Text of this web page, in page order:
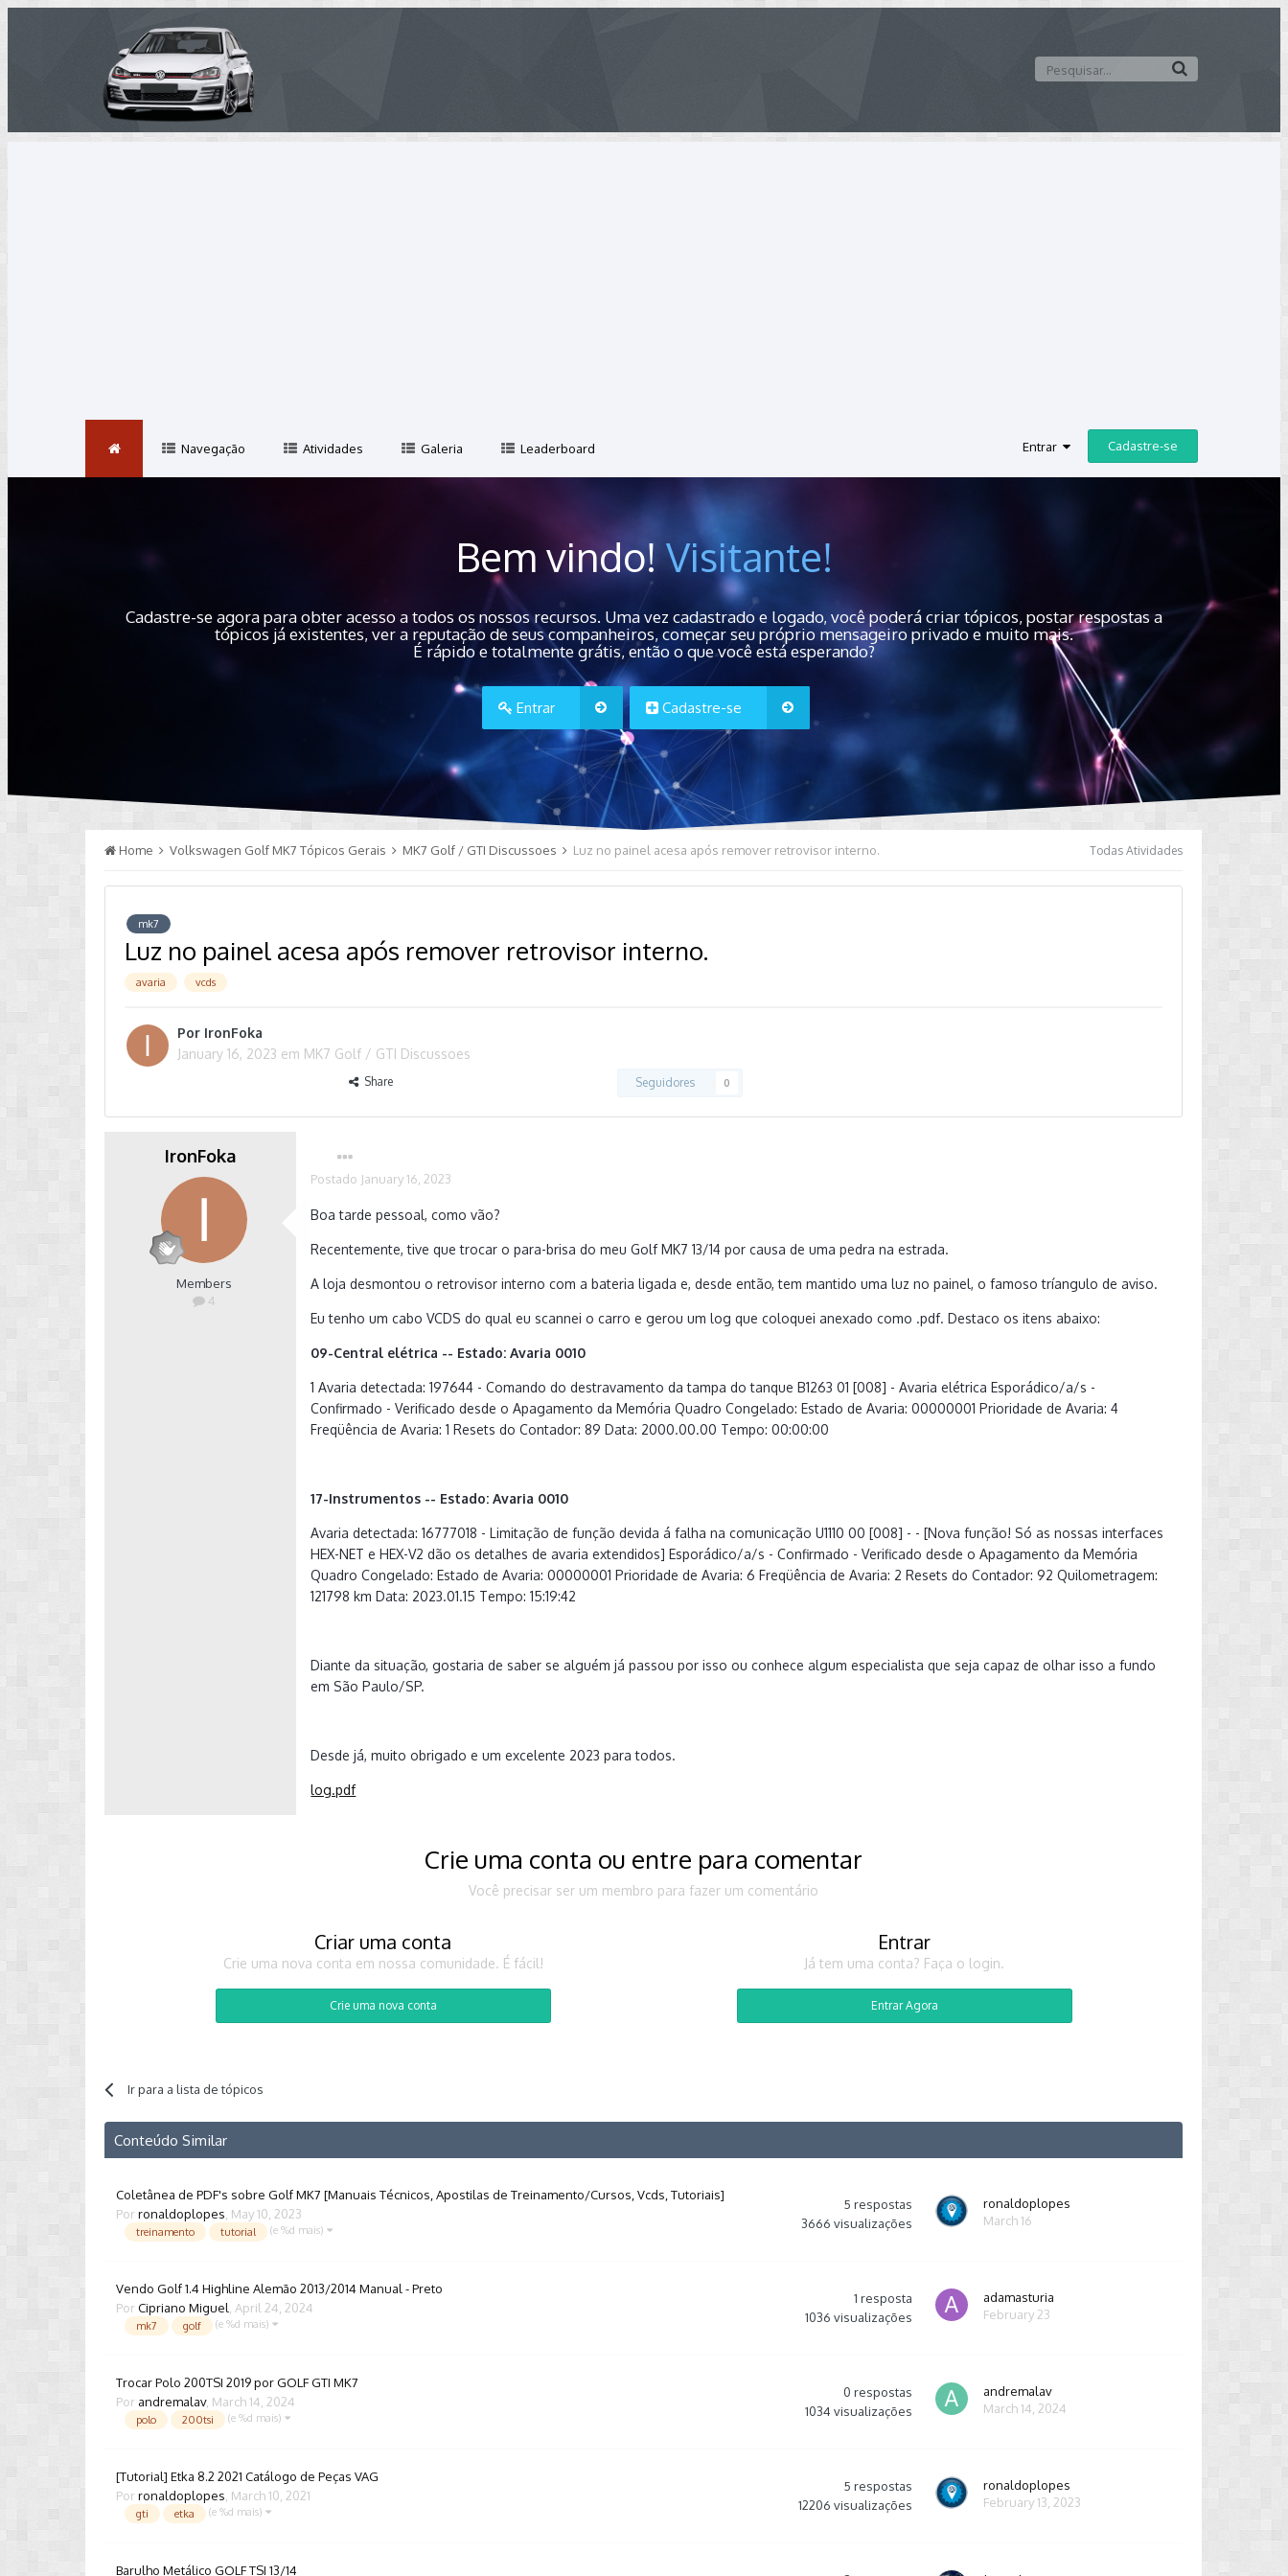
Entrar Cadastre-se
Navegação Atividades Galeria Leaderboard
Bem vindo!Visitante!
Cadastre-se agora para obter acesso a todos os nossos recursos. Uma vez cadastrado e logado, você poderá criar tópicos, postar respostas a
tópicos já existentes, ver a reputação de seus companheiros, começar seu próprio mensageiro privado e muito mais.
É rápido e totalmente grátis, então o que você está esperando?
Entrar Cadastre-se
Todas Atividades
Home Volkswagen Golf MK7 Tópicos Gerais MK7 Golf / GTI Discussoes Luz no painel acesa após remover retrovisor interno.
mk7
Luz no painel acesa após remover retrovisor interno.
avaria vcds
Por IronFoka
January 16, 2023 em MK7 Golf / GTI Discussoes
Share Seguidores 0
IronFoka
Members
4
Postado January 16, 2023
Boa tarde pessoal, como vão?
Recentemente, tive que trocar o para-brisa do meu Golf MK7 13/14 por causa de uma pedra na estrada.
A loja desmontou o retrovisor interno com a bateria ligada e, desde então, tem mantido uma luz no painel, o famoso tríangulo de aviso.
Eu tenho um cabo VCDS do qual eu scannei o carro e gerou um log que coloquei anexado como .pdf. Destaco os itens abaixo:
09-Central elétrica -- Estado: Avaria 0010
1 Avaria detectada: 197644 - Comando do destravamento da tampa do tanque B1263 01 [008] - Avaria elétrica Esporádico/a/s -
Confirmado - Verificado desde o Apagamento da Memória Quadro Congelado: Estado de Avaria: 00000001 Prioridade de Avaria: 4
Freqüência de Avaria: 1 Resets do Contador: 89 Data: 2000.00.00 Tempo: 00:00:00
17-Instrumentos -- Estado: Avaria 0010
Avaria detectada: 16777018 - Limitação de função devida á falha na comunicação U1110 00 [008] - - [Nova função! Só as nossas interfaces
HEX-NET e HEX-V2 dão os detalhes de avaria extendidos] Esporádico/a/s - Confirmado - Verificado desde o Apagamento da Memória
Quadro Congelado: Estado de Avaria: 00000001 Prioridade de Avaria: 6 Freqüência de Avaria: 2 Resets do Contador: 92 Quilometragem:
121798 km Data: 2023.01.15 Tempo: 15:19:42
Diante da situação, gostaria de saber se alguém já passou por isso ou conhece algum especialista que seja capaz de olhar isso a fundo
em São Paulo/SP.
Desde já, muito obrigado e um excelente 2023 para todos.
log.pdf
Crie uma conta ou entre para comentar
Você precisar ser um membro para fazer um comentário
Criar uma conta
Crie uma nova conta em nossa comunidade. É fácil!
Crie uma nova conta
Entrar
Já tem uma conta? Faça o login.
Entrar Agora
Ir para a lista de tópicos
Conteúdo Similar
Coletânea de PDF's sobre Golf MK7 [Manuais Técnicos, Apostilas de Treinamento/Cursos, Vcds, Tutoriais]
Porronaldoplopes May 10, 2023
treinamento tutorial (e %d mais)
5 respostas
3666 visualizações
ronaldoplopes
March 16
Vendo Golf 1.4 Highline Alemão 2013/2014 Manual - Preto
PorCipriano Miguel April 24, 2024
mk7 golf (e %d mais)
1 resposta
1036 visualizações
adamasturia
February 23
Trocar Polo 200TSI 2019 por GOLF GTI MK7
Por andremalav, March 14, 2024
polo 200tsi (e %d mais)
0 respostas
1034 visualizações
andremalav
March 14, 2024
[Tutorial] Etka 8.2 2021 Catálogo de Peças VAG
Porronaldoplopes March 10, 2021
gti etka (e %d mais)
5 respostas
12206 visualizações
ronaldoplopes
February 13, 2023
Barulho Metálico GOLF TSI 13/14